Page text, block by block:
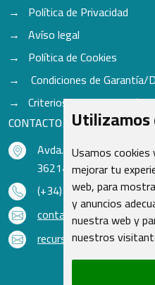
Usamos
mejorar tu
web, para
y anuncios
nuestra web y
nuestros
Política de Privacidad
Avíso legal
Política de Cookies
Condiciones de Garantía/
Criterios para aceptación
CONTACTO
Avda. do Freixo -
36214 Vigo -
(+34) 986 48 16 33
contacto@qsr.es